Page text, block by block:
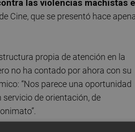
las violencias machistas
Cine, que se presentó hace
propia de atención en la
no ha contado por ahora con su
“Nos parece una oportunidad
de orientación, de